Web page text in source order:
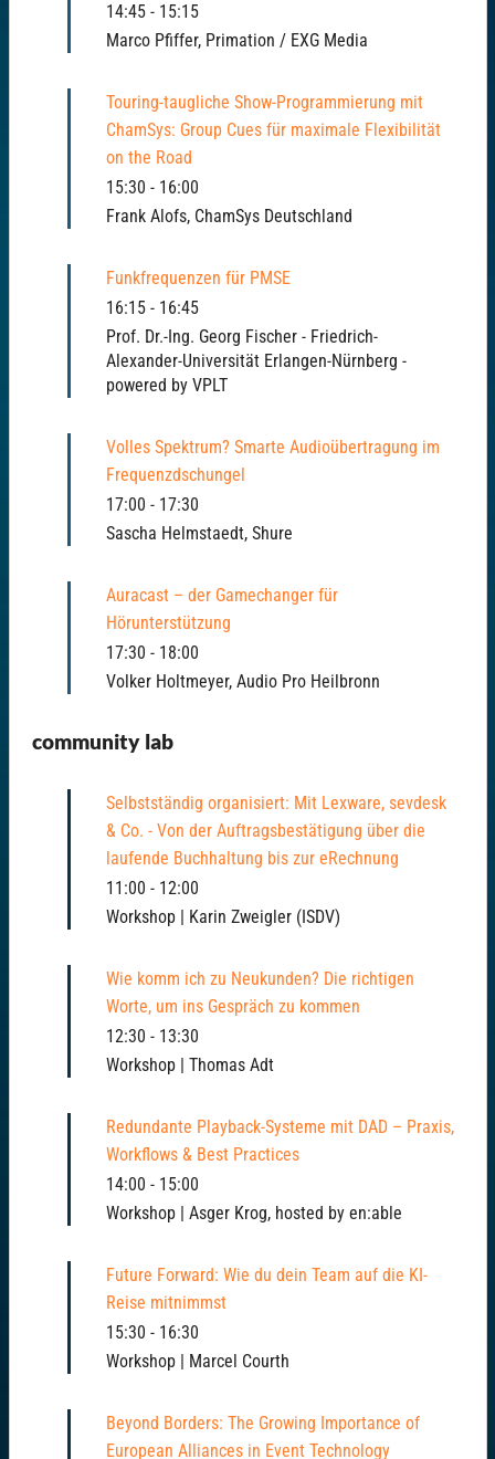
14:45 - 15:15
Marco Pfiffer, Primation / EXG Media
Touring-taugliche Show-Programmierung mit
ChamSys: Group Cues für maximale Flexibilität
on the Road
15:30 - 16:00
Frank Alofs, ChamSys Deutschland
Funkfrequenzen für PMSE
16:15 - 16:45
Prof. Dr.-Ing. Georg Fischer - Friedrich-
Alexander-Universität Erlangen-Nürnberg -
powered by VPLT
Volles Spektrum? Smarte Audioübertragung im
Frequenzdschungel
17:00 - 17:30
Sascha Helmstaedt, Shure
Auracast – der Gamechanger für
Hörunterstützung
17:30 - 18:00
Volker Holtmeyer, Audio Pro Heilbronn
community lab
Selbstständig organisiert: Mit Lexware, sevdesk
& Co. - Von der Auftragsbestätigung über die
laufende Buchhaltung bis zur eRechnung
11:00 - 12:00
Workshop | Karin Zweigler (ISDV)
Wie komm ich zu Neukunden? Die richtigen
Worte, um ins Gespräch zu kommen
12:30 - 13:30
Workshop | Thomas Adt
Redundante Playback-Systeme mit DAD – Praxis,
Workflows & Best Practices
14:00 - 15:00
Workshop | Asger Krog, hosted by en:able
Future Forward: Wie du dein Team auf die KI-
Reise mitnimmst
15:30 - 16:30
Workshop | Marcel Courth
Beyond Borders: The Growing Importance of
European Alliances in Event Technology